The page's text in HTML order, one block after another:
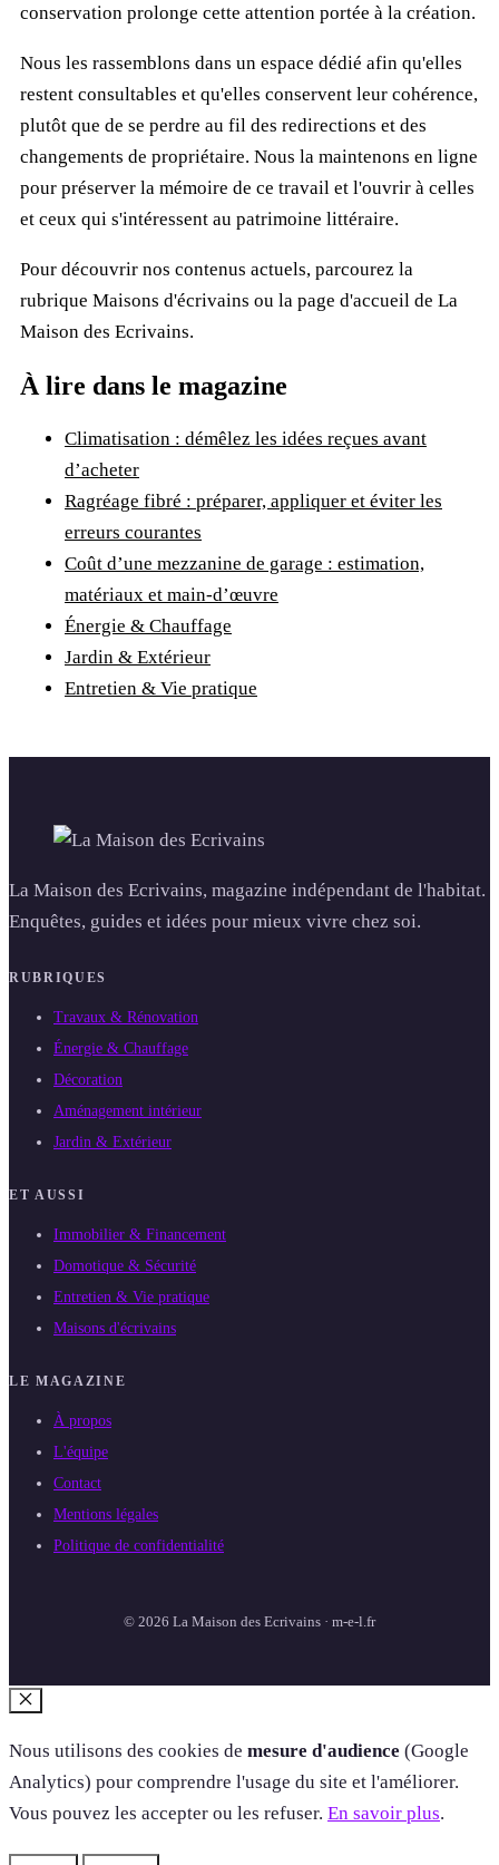
conservation prolonge cette attention portée à la création.
Nous les rassemblons dans un espace dédié afin qu'elles
restent consultables et qu'elles conservent leur cohérence,
plutôt que de se perdre au fil des redirections et des
changements de propriétaire. Nous la maintenons en ligne
pour préserver la mémoire de ce travail et l'ouvrir à celles
et ceux qui s'intéressent au patrimoine littéraire.
Pour découvrir nos contenus actuels, parcourez la
rubrique Maisons d'écrivains ou la page d'accueil de La
Maison des Ecrivains.
À lire dans le magazine
Climatisation : démêlez les idées reçues avant
d’acheter
Ragréage fibré : préparer, appliquer et éviter les
erreurs courantes
Coût d’une mezzanine de garage : estimation,
matériaux et main-d’œuvre
Énergie & Chauffage
Jardin & Extérieur
Entretien & Vie pratique
La Maison des Ecrivains, magazine indépendant de l'habitat.
Enquêtes, guides et idées pour mieux vivre chez soi.
RUBRIQUES
Travaux & Rénovation
Énergie & Chauffage
Décoration
Aménagement intérieur
Jardin & Extérieur
ET AUSSI
Immobilier & Financement
Domotique & Sécurité
Entretien & Vie pratique
Maisons d'écrivains
LE MAGAZINE
À propos
L'équipe
Contact
Mentions légales
Politique de confidentialité
© 2026 La Maison des Ecrivains · m-e-l.fr
Fermer
Nous utilisons des cookies de mesure d'audience (Google
Analytics) pour comprendre l'usage du site et l'améliorer.
Vous pouvez les accepter ou les refuser. En savoir plus.